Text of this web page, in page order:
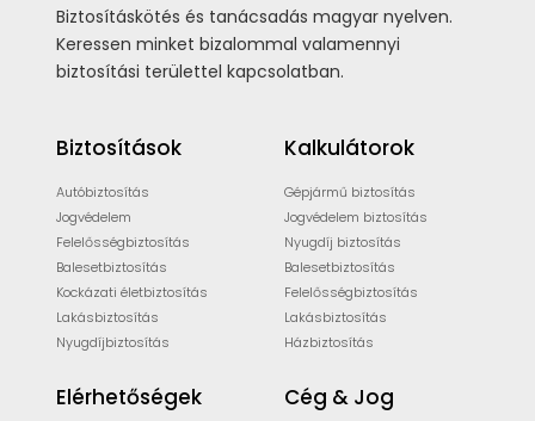
Biztosításkötés és tanácsadás magyar nyelven.
Keressen minket bizalommal valamennyi
biztosítási területtel kapcsolatban.
Biztosítások
Autóbiztosítás
Jogvédelem
Felelősségbiztosítás
Balesetbiztosítás
Kockázati életbiztosítás
Lakásbiztosítás
Nyugdíjbiztosítás
Kalkulátorok
Gépjármű biztosítás
Jogvédelem biztosítás
Nyugdíj biztosítás
Balesetbiztosítás
Felelősségbiztosítás
Lakásbiztosítás
Házbiztosítás
Elérhetőségek Cég & Jog